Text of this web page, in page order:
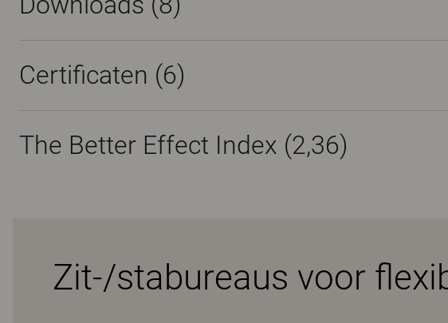
Certificaten (6)
The Better Effect Index (2,36)
Zit-/stabureaus voor